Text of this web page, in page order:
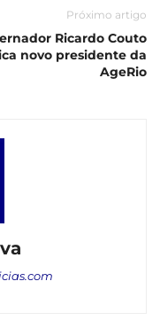
Próximo artigo
Ricardo Couto
novo presidente da
AgeRio